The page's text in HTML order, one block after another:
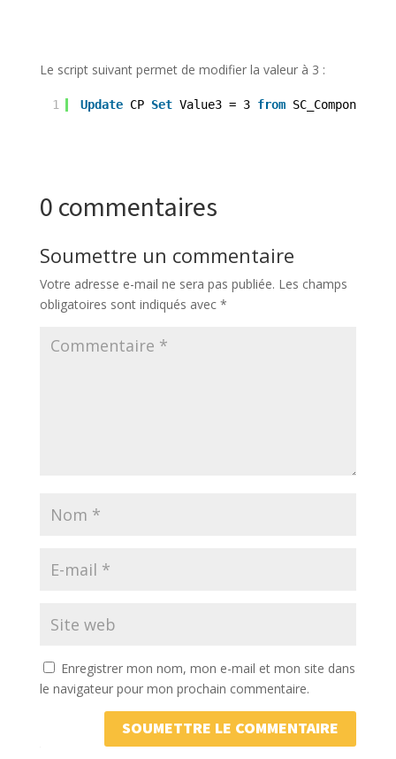
Le script suivant permet de modifier la valeur à 3 :
1 Update CP Set Value3 = 3 from
0 commentaires
Soumettre un commentaire
Votre adresse e-mail ne sera pas publiée. Les champs
obligatoires sont indiqués avec *
Enregistrer mon nom, mon e-mail et mon site dans
le navigateur pour mon prochain commentaire.
SOUMETTRE LE COMMENTAIRE